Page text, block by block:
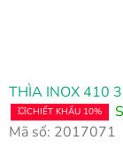
THÌA INOX 410
💥CHIẾT KHẤU 10%
Mã số: 2017071